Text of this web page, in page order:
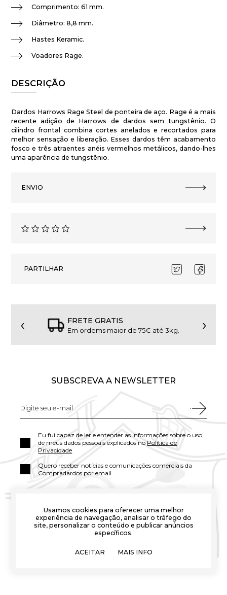
Usamos cookies para oferecer uma melhor
experiência de navegação, analisar o tráfego do
site, personalizar o conteúdo e publicar anúncios
específicos.
ACEITAR MAIS INFO
Comprimento: 61 mm.
Diâmetro: 8,8 mm.
Hastes Keramic.
Voadores Rage.
DESCRIÇÃO
Dardos Harrows Rage Steel de ponteira de aço. Rage é a mais
recente adição de Harrows de dardos sem tungstênio. O
cilindro frontal combina cortes anelados e recortados para
melhor sensação e liberação. Esses dardos têm acabamento
fosco e três atraentes anéis vermelhos metálicos, dando-lhes
uma aparência de tungstênio.
ENVIO
PARTILHAR
FRETE GRATIS
Em ordems maior de 75€ até 3kg.
‹ ›
SUBSCREVA A NEWSLETTER
Eu fui capaz de ler e entender as informações sobre o uso
de meus dados pessoais explicados no Política de
Privacidade
Quero receber notícias e comunicações comerciais da
Compradardos por email